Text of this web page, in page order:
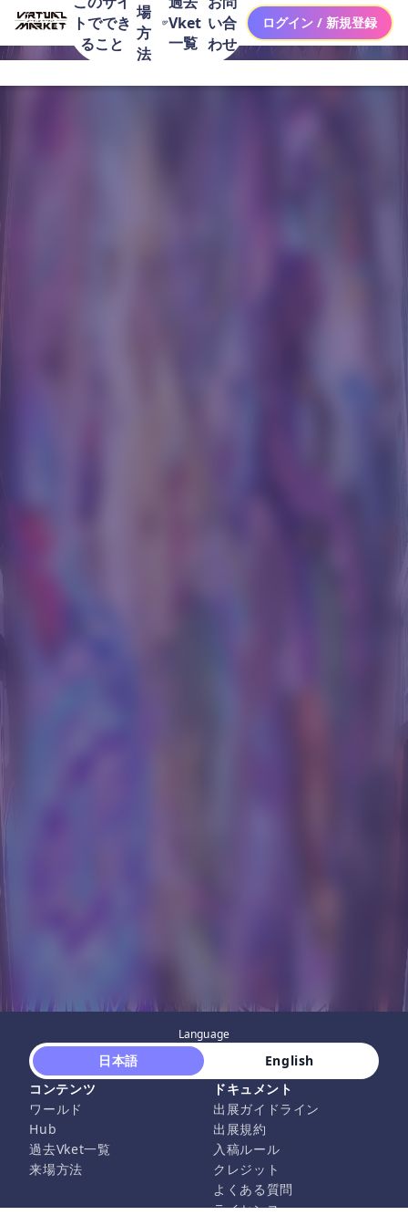
トででき
ること
場
方
法
Vket
一覧
い合
わせ
ログイン / 新規登録
Language
日本語
English
コンテンツ
ワールド
Hub
過去Vket一覧
来場方法
ドキュメント
出展ガイドライン
出展規約
入稿ルール
クレジット
よくある質問
ライセンス